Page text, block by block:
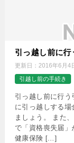
引っ越し前に
更新日： 2016年6月4
引越し前の手続き
引っ越し前に行
に引っ越しする場
ましょう。 また
で「資格喪失届
健康保険 […]